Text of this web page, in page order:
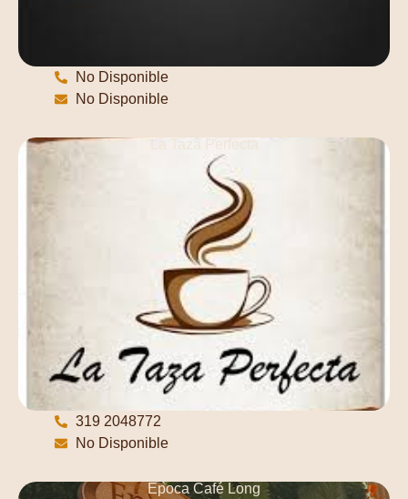
No Disponible
No Disponible
La Taza Perfecta
319 2048772
No Disponible
Época Café Long